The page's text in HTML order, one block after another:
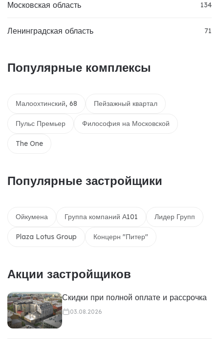
Московская область 134
Ленинградская область 71
Популярные комплексы
Малоохтинский, 68 Пейзажный квартал
Пульс Премьер Философия на Московской
The One
Популярные застройщики
Ойкумена Группа компаний А101 Лидер Групп
Plaza Lotus Group Концерн "Питер"
Акции застройщиков
Скидки при полной оплате и рассрочка
03.08.2026